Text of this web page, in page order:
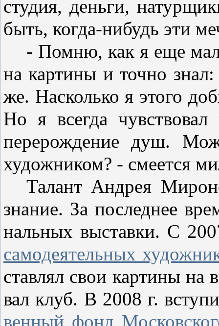
студия, деньги,
быть, когда-нибудь эти
- Помню, как я еще
на картины и точно знал:
же. Насколько я этого
Но я всегда
перерождение душ.
художником? - смеется
Талант Андрея
знание. За последнее
нальных выставки. С
самодеятельных
ставлял свои картины на
вал клуб. В 2008 г.